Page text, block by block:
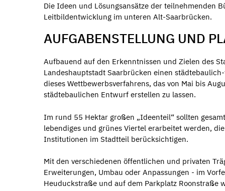
Die Ideen und Lösungsansätze der teilnehmenden
Leitbildentwicklung im unteren Alt-Saarbrücken.
AUFGABENSTELLUNG UND
Aufbauend auf den Erkenntnissen und Zielen des
Landeshauptstadt Saarbrücken einen
dieses Wettbewerbsverfahrens, das von Mai bis
städtebaulichen Entwurf erstellen zu lassen.
Im rund 55 Hektar großen „Ideenteil“ sollten
lebendiges und grünes Viertel erarbeitet werden,
Institutionen im Stadtteil berücksichtigen.
Mit den verschiedenen öffentlichen und privaten
Erweiterungen, Umbau oder Anpassungen - im
Heuduckstraße und auf dem Parkplatz